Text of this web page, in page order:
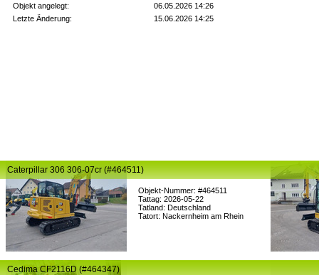
Objekt angelegt:
06.05.2026 14:26
Letzte Änderung:
15.06.2026 14:25
Objekt-Nummer: #464511
Tattag: 2026-05-22
Tatland: Deutschland
Tatort: Nackernheim am Rhein
Caterpillar 306 306-07cr (#464511)
Cedima CF2116D (#464347)